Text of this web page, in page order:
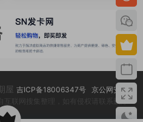
屋 吉ICP备18006347号
京公网安备
互联网搜集整理，如有侵权请联系删除